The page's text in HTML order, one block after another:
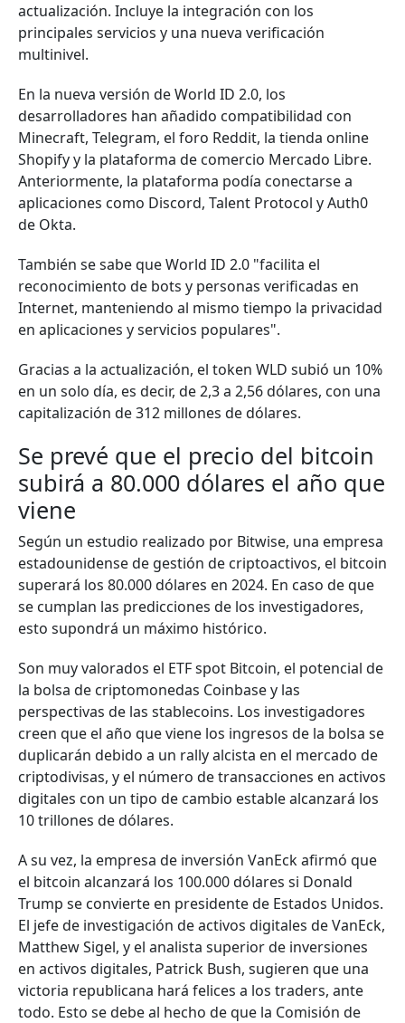
actualización. Incluye la integración con los
principales servicios y una nueva verificación
multinivel.
En la nueva versión de World ID 2.0, los
desarrolladores han añadido compatibilidad con
Minecraft, Telegram, el foro Reddit, la tienda online
Shopify y la plataforma de comercio Mercado Libre.
Anteriormente, la plataforma podía conectarse a
aplicaciones como Discord, Talent Protocol y Auth0
de Okta.
También se sabe que World ID 2.0 "facilita el
reconocimiento de bots y personas verificadas en
Internet, manteniendo al mismo tiempo la privacidad
en aplicaciones y servicios populares".
Gracias a la actualización, el token WLD subió un 10%
en un solo día, es decir, de 2,3 a 2,56 dólares, con una
capitalización de 312 millones de dólares.
Se prevé que el precio del bitcoin
subirá a 80.000 dólares el año que
viene
Según un estudio realizado por Bitwise, una empresa
estadounidense de gestión de criptoactivos, el bitcoin
superará los 80.000 dólares en 2024. En caso de que
se cumplan las predicciones de los investigadores,
esto supondrá un máximo histórico.
Son muy valorados el ETF spot Bitcoin, el potencial de
la bolsa de criptomonedas Coinbase y las
perspectivas de las stablecoins. Los investigadores
creen que el año que viene los ingresos de la bolsa se
duplicarán debido a un rally alcista en el mercado de
criptodivisas, y el número de transacciones en activos
digitales con un tipo de cambio estable alcanzará los
10 trillones de dólares.
A su vez, la empresa de inversión VanEck afirmó que
el bitcoin alcanzará los 100.000 dólares si Donald
Trump se convierte en presidente de Estados Unidos.
El jefe de investigación de activos digitales de VanEck,
Matthew Sigel, y el analista superior de inversiones
en activos digitales, Patrick Bush, sugieren que una
victoria republicana hará felices a los traders, ante
todo. Esto se debe al hecho de que la Comisión de